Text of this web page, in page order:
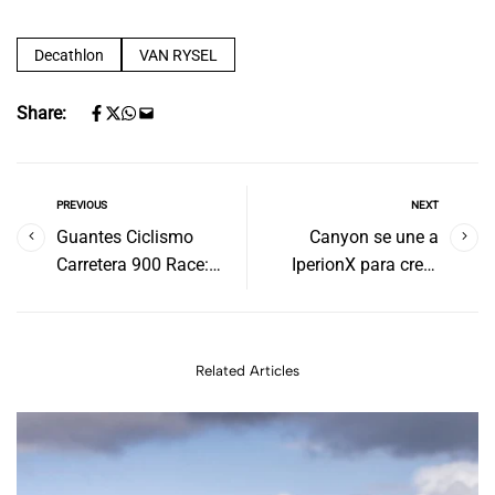
Decathlon VAN RYSEL
Share:
PREVIOUS
Guantes Ciclismo
Carretera 900 Race:
NEXT
Canyon se une a
IperionX para crear
Related Articles